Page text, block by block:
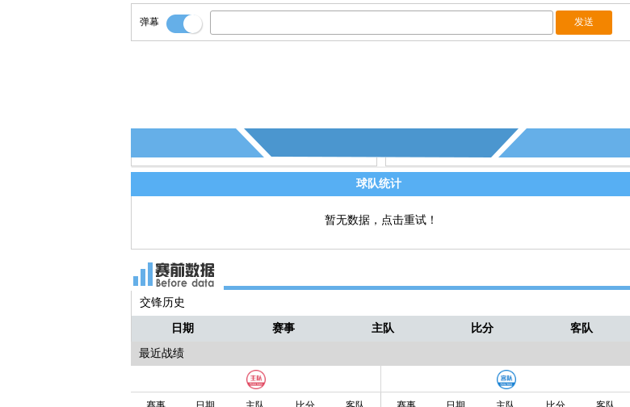
直播 68' - 荷兰换人，库普梅纳斯↑ 马伦↓ 68' 0-1
直播 68' - 荷兰换人，Q.廷贝尔↑ 德容↓ 68' 0-1
弹幕
球队统计
暂无数据，点击重试！
交锋历史
日期 赛事 主队 比分 客队
最近战绩